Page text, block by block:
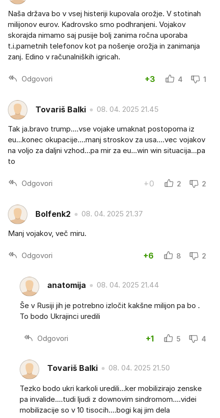
Naša država bo v vsej histeriji kupovala orožje. V stotinah
milijonov eurov. Kadrovsko smo podhranjeni. Vojakov
skorajda nimamo saj pusije bolj zanima ročna uporaba
t.i.pametnih telefonov kot pa nošenje orožja in zanimanja
zanj. Edino v računalniških igricah.
Odgovori +3 4 1
Tovariš Balki 08. 04. 2025 21.45
Tak ja.bravo trump....vse vojake umaknat postopoma iz
eu...konec okupacije....manj stroskov za usa....vec vojakov
na voljo za daljni vzhod...pa mir za eu...win win situacija...pa
to
Odgovori +0 2 2
Bolfenk2 08. 04. 2025 21.37
Manj vojakov, več miru.
Odgovori +6 8 2
anatomija 08. 04. 2025 21.44
Še v Rusiji jih je potrebno izločit kakšne milijon pa bo .
To bodo Ukrajinci uredili
Odgovori +1 5 4
Tovariš Balki 08. 04. 2025 21.50
Tezko bodo ukri karkoli uredili...ker mobilizirajo zenske
pa invalide....tudi ljudi z downovim sindromom....videi
mobilizacije so v 10 tisocih....bogi kaj jim dela